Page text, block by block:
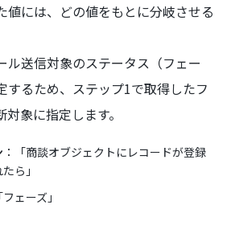
値には、どの値をもとに分岐させる
ル送信対象のステータス（フェー
するため、ステップ1で取得したフ
象に指定します。
：「商談オブジェクトにレコードが登録
ら」
フェーズ」